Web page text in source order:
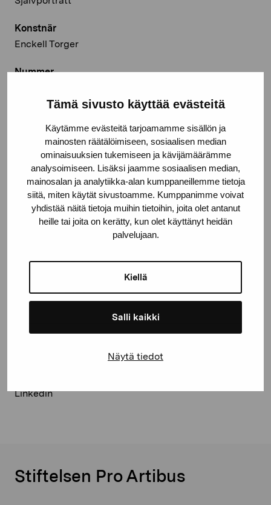
Tämä sivusto käyttää evästeitä
Käytämme evästeitä tarjoamamme sisällön ja
mainosten räätälöimiseen, sosiaalisen median
ominaisuuksien tukemiseen ja kävijämäärämme
analysoimiseen. Lisäksi jaamme sosiaalisen median,
mainosalan ja analytiikka-alan kumppaneillemme tietoja
siitä, miten käytät sivustoamme. Kumppanimme voivat
yhdistää näitä tietoja muihin tietoihin, joita olet antanut
heille tai joita on kerätty, kun olet käyttänyt heidän
palvelujaan.
Kiellä
Salli kaikki
Näytä tiedot
Konstnär
Enckell Torger
Nummer
42,0 x 24,5 cm
1967
Teknik
Olja på duk
Pro Artibus, Ekenäs
© Kuvasto 2026
Linkedin
Stiftelsen Pro Artibus